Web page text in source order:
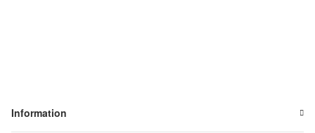
Information